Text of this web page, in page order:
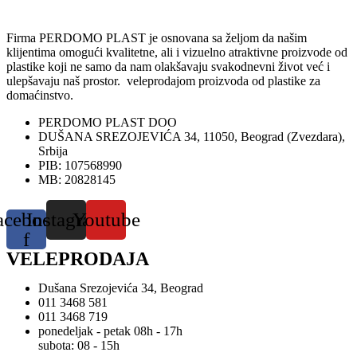
Firma PERDOMO PLAST je osnovana sa željom da našim
klijentima omogući kvalitetne, ali i vizuelno atraktivne proizvode od
plastike koji ne samo da nam olakšavaju svakodnevni život već i
ulepšavaju naš prostor. veleprodajom proizvoda od plastike za
domaćinstvo.
PERDOMO PLAST DOO
DUŠANA SREZOJEVIĆA 34, 11050, Beograd (Zvezdara),
Srbija
PIB: 107568990
MB: 20828145
f
InstagramYoutube
VELEPRODAJA
Dušana Srezojevića 34, Beograd
011 3468 581
011 3468 719
ponedeljak - petak 08h - 17h
subota: 08 - 15h